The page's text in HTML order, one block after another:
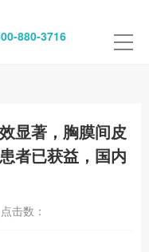
880-3716
显著，胸膜间皮
者已获益，国内
点击数：